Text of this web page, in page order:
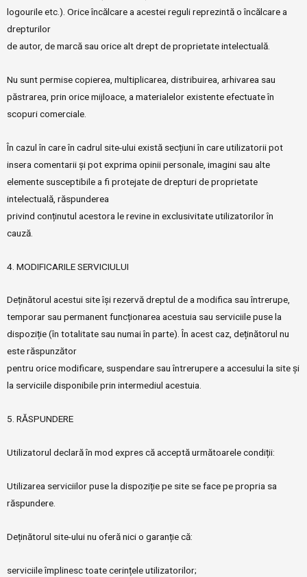
logourile etc.). Orice încălcare a acestei reguli reprezintă o încălcare a
drepturilor
de autor, de marcă sau orice alt drept de proprietate intelectuală.
Nu sunt permise copierea, multiplicarea, distribuirea, arhivarea sau
păstrarea, prin orice mijloace, a materialelor existente efectuate în
scopuri comerciale.
În cazul în care în cadrul site-ului există secțiuni în care utilizatorii pot
insera comentarii și pot exprima opinii personale, imagini sau alte
elemente susceptibile a fi protejate de drepturi de proprietate
intelectuală, răspunderea
privind conținutul acestora le revine in exclusivitate utilizatorilor în
cauză.
4. MODIFICARILE SERVICIULUI
Deținătorul acestui site își rezervă dreptul de a modifica sau întrerupe,
temporar sau permanent funcționarea acestuia sau serviciile puse la
dispoziție (în totalitate sau numai în parte). În acest caz, deținătorul nu
este răspunzător
pentru orice modificare, suspendare sau întrerupere a accesului la site și
la serviciile disponibile prin intermediul acestuia.
5. RĂSPUNDERE
Utilizatorul declară în mod expres că acceptă următoarele condiții:
Utilizarea serviciilor puse la dispoziție pe site se face pe propria sa
răspundere.
Deținătorul site-ului nu oferă nici o garanție că:
serviciile împlinesc toate cerințele utilizatorilor;